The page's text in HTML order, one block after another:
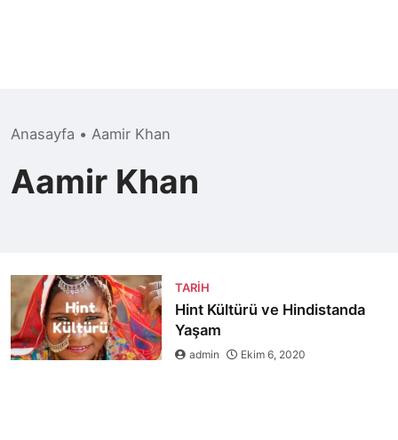
Anasayfa • Aamir Khan
Aamir Khan
TARIH
Hint Kültürü ve Hindistanda
Yaşam
admin Ekim 6, 2020